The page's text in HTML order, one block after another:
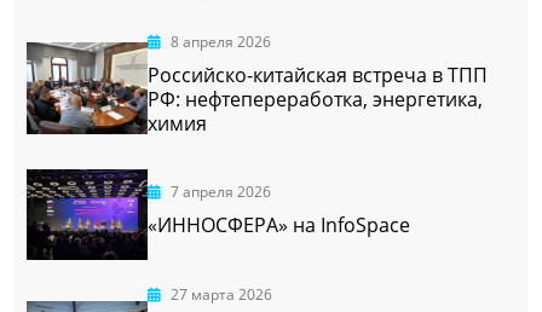
8 апреля 2026
Российско-китайская встреча в ТПП
РФ: нефтепереработка, энергетика,
химия
7 апреля 2026
«ИННОСФЕРА» на InfoSpace
27 марта 2026